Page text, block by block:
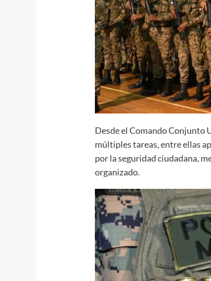
Desde el Comando Conjunto
múltiples tareas, entre ellas
por la seguridad ciudadana,
organizado.